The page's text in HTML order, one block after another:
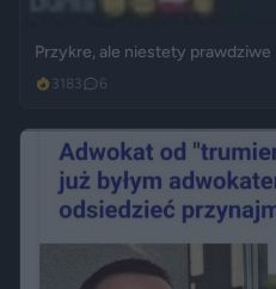
Przykre, ale niestety prawdziwe
3183 6